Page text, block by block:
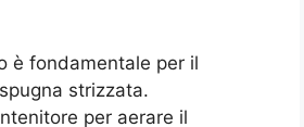
è fondamentale per il
strizzata.
per aerare il